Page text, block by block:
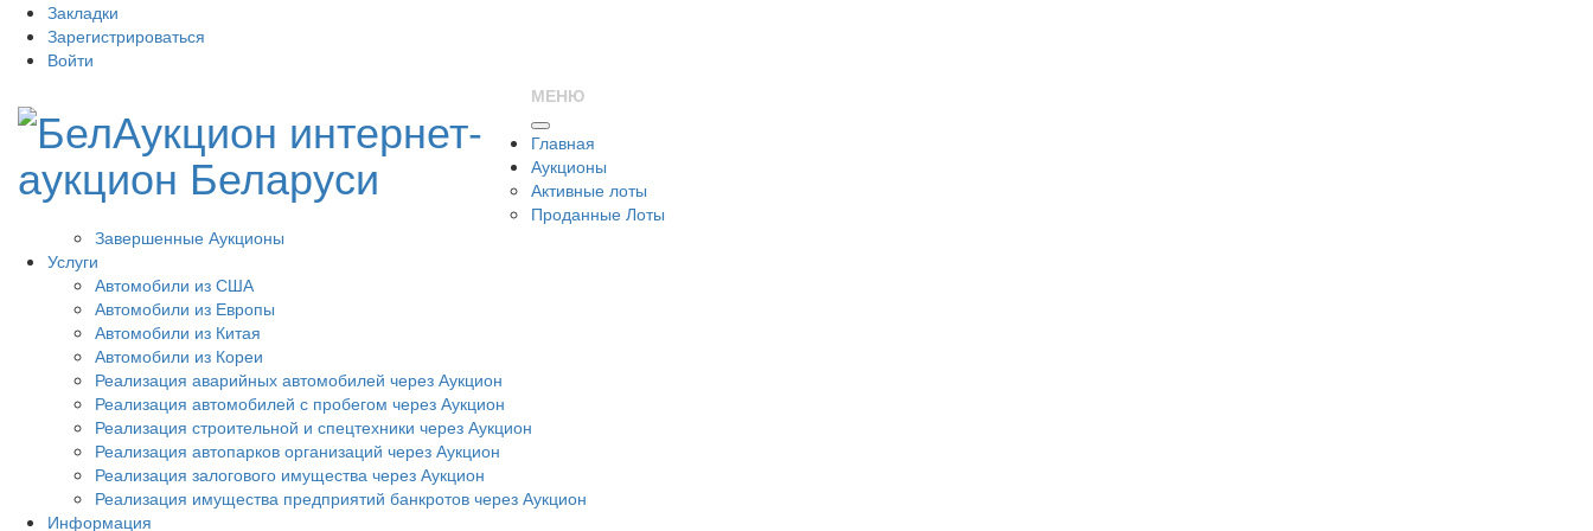
Закладки
Зарегистрироваться
Войти
МЕНЮ
Главная
Аукционы
Активные лоты
Проданные Лоты
Завершенные Аукционы
Услуги
Автомобили из США
Автомобили из Европы
Автомобили из Китая
Автомобили из Кореи
Реализация аварийных автомобилей через Аукцион
Реализация автомобилей с пробегом через Аукцион
Реализация строительной и спецтехники через Аукцион
Реализация автопарков организаций через Аукцион
Реализация залогового имущества через Аукцион
Реализация имущества предприятий банкротов через Аукцион
Информация